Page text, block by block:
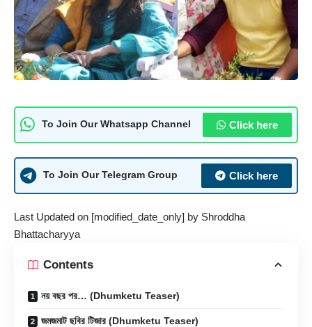
To Join Our Whatsapp Channel Click here
To Join Our Telegram Group Click here
Last Updated on [modified_date_only] by Shroddha
Bhattacharyya
Contents
নয় বছর পর… (Dhumketu Teaser)
জমজমাট ছবির টিজার (Dhumketu Teaser)